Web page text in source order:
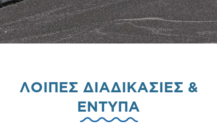
ΛΟΙΠΕΣ ΔΙΑΔΙΚΑΣΙΕΣ &
ΕΝΤΥΠΑ